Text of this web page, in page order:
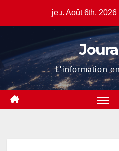
jeu. Août 6th, 2026
L'information